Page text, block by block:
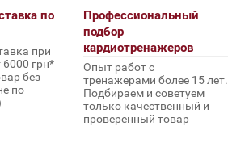
по
при
6000 грн*
без
по
Профессиональный
подбор
кардиотренажеров
Опыт работ с
тренажерами более 15 лет.
Подбираем и советуем
только качественный и
проверенный товар